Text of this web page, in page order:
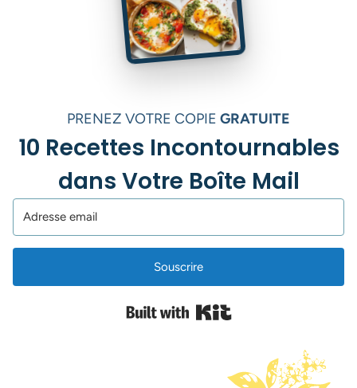
PRENEZ VOTRE COPIE GRATUITE
10 Recettes Incontournables
dans Votre Boîte Mail
Souscrire
Built with Kit